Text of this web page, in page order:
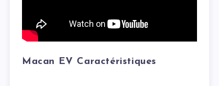
Macan EV Caractéristiques